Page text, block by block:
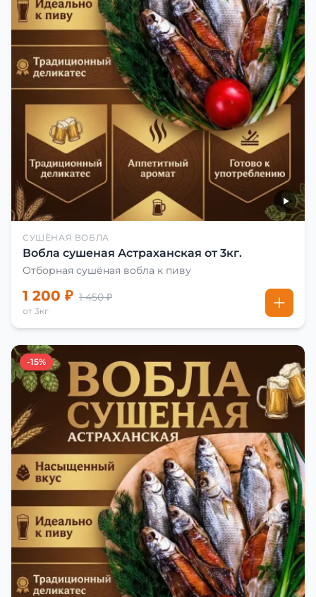
СУШЁНАЯ ВОБЛА
Вобла сушеная Астраханская от 3кг.
Отборная сушёная вобла к пиву
1 200 ₽ 1 450 ₽
от 3кг
-15%